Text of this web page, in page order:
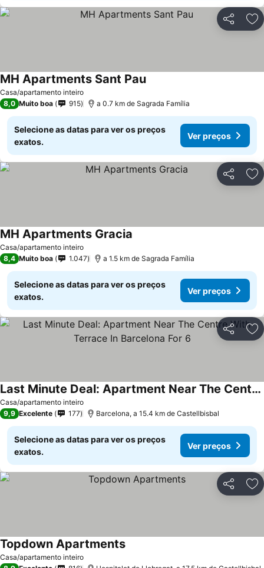
Partilhar
Casa/apartamento inteiro
MH Apartments Sant Pau
8,0 Muito boa 915 a 0.7 km de Sagrada Família
Selecione as datas para ver os preços
exatos.
Ver preços
Partilhar
Casa/apartamento inteiro
MH Apartments Gracia
8,4 Muito boa 1.047 a 1.5 km de Sagrada Família
Selecione as datas para ver os preços
exatos.
Ver preços
Partilhar
Casa/apartamento inteiro
Last Minute Deal: Apartment Near The Centre With Terrace In Barcelona For 6
9,9 Excelente 177 Barcelona, a 15.4 km de Castellbisbal
Selecione as datas para ver os preços
exatos.
Ver preços
Partilhar
Casa/apartamento inteiro
Topdown Apartments